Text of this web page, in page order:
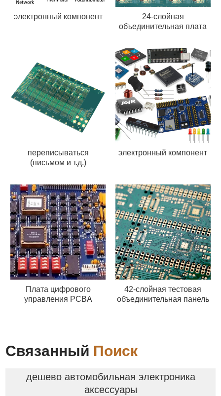
электронный компонент
24-слойная
объединительная плата
переписываться
(письмом и т.д.)
электронный компонент
Плата цифрового
управления PCBA
42-слойная тестовая
объединительная панель
Связанный Поиск
дешево автомобильная электроника
аксессуары